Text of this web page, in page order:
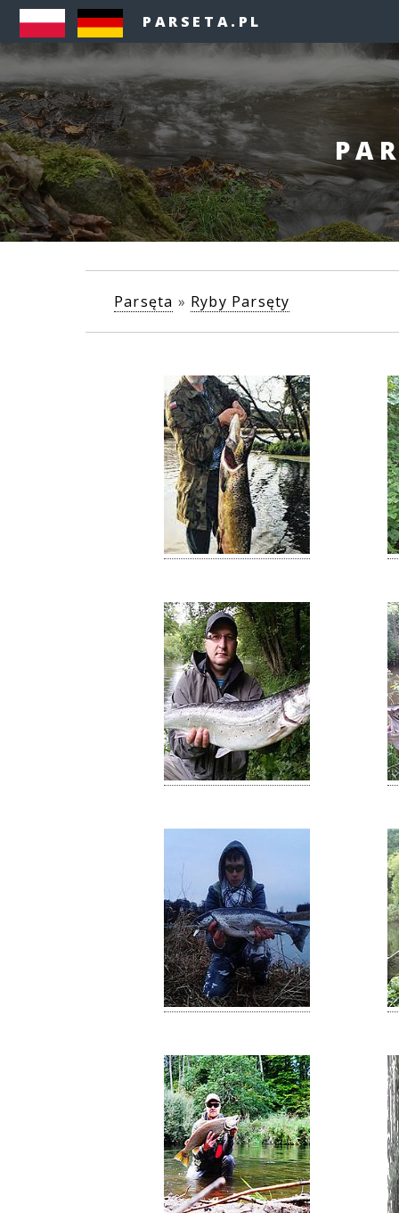
PARSETA.PL
Parsęta » Ryby Parsęty